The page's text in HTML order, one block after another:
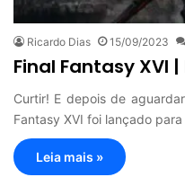
Ricardo Dias 15/09/2023
Final Fantasy XVI |
Curtir! E depois de
Fantasy XVI foi lançado
Leia mais »